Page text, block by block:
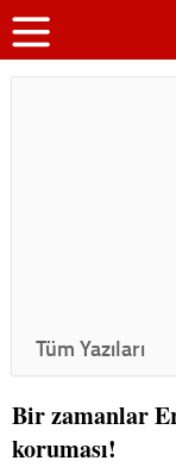
Tüm Yazıları
Bir zamanlar
koruması!